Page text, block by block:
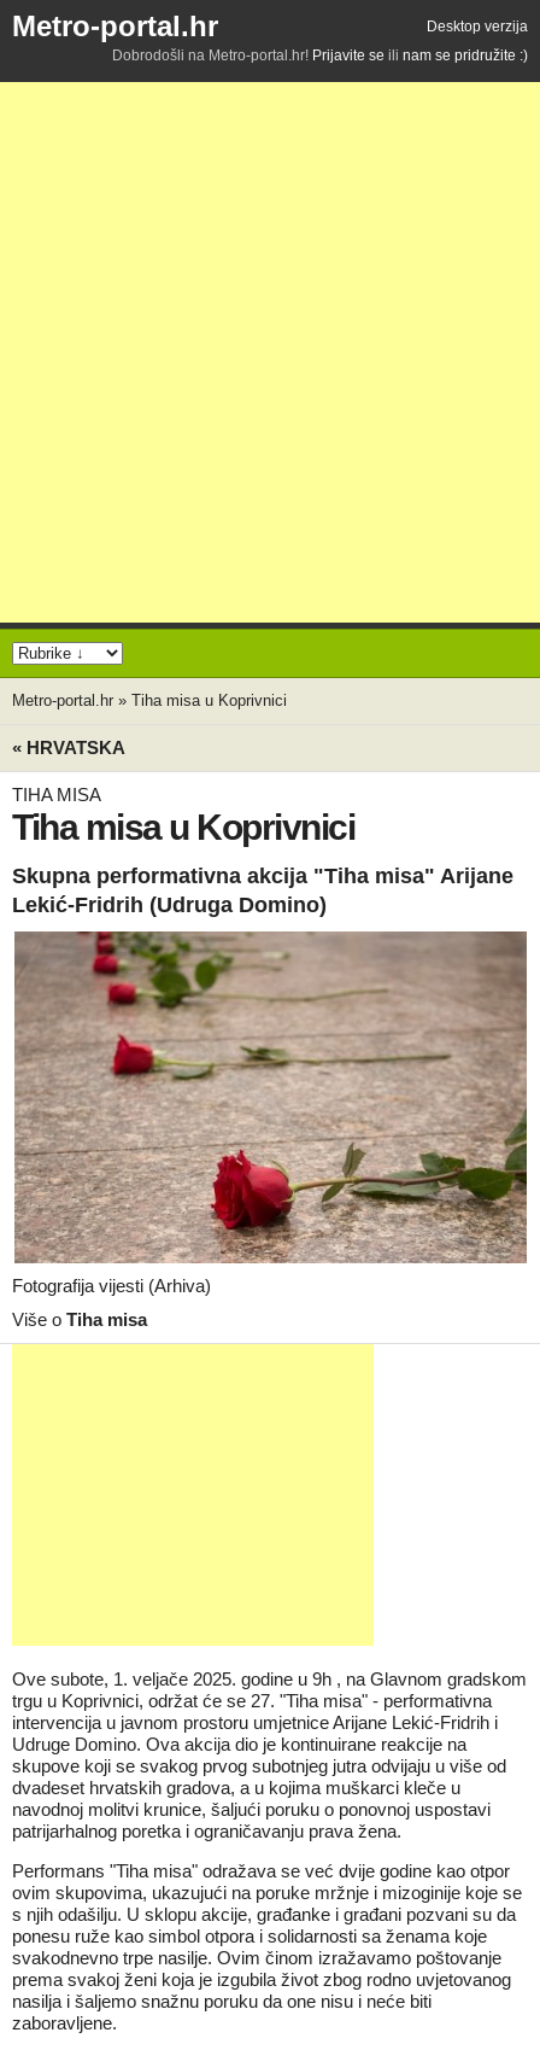
Metro-portal.hr
Desktop verzija
Dobrodošli na Metro-portal.hr! Prijavite se ili nam se pridružite :)
Metro-portal.hr » Tiha misa u Koprivnici
« HRVATSKA
TIHA MISA
Tiha misa u Koprivnici
Skupna performativna akcija "Tiha misa" Arijane
Lekić-Fridrih (Udruga Domino)
Fotografija vijesti (Arhiva)
Više o Tiha misa
Ove subote, 1. veljače 2025. godine u 9h , na Glavnom gradskom
trgu u Koprivnici, održat će se 27. "Tiha misa" - performativna
intervencija u javnom prostoru umjetnice Arijane Lekić-Fridrih i
Udruge Domino. Ova akcija dio je kontinuirane reakcije na
skupove koji se svakog prvog subotnjeg jutra odvijaju u više od
dvadeset hrvatskih gradova, a u kojima muškarci kleče u
navodnoj molitvi krunice, šaljući poruku o ponovnoj uspostavi
patrijarhalnog poretka i ograničavanju prava žena.
Performans "Tiha misa" odražava se već dvije godine kao otpor
ovim skupovima, ukazujući na poruke mržnje i mizoginije koje se
s njih odašilju. U sklopu akcije, građanke i građani pozvani su da
ponesu ruže kao simbol otpora i solidarnosti sa ženama koje
svakodnevno trpe nasilje. Ovim činom izražavamo poštovanje
prema svakoj ženi koja je izgubila život zbog rodno uvjetovanog
nasilja i šaljemo snažnu poruku da one nisu i neće biti
zaboravljene.